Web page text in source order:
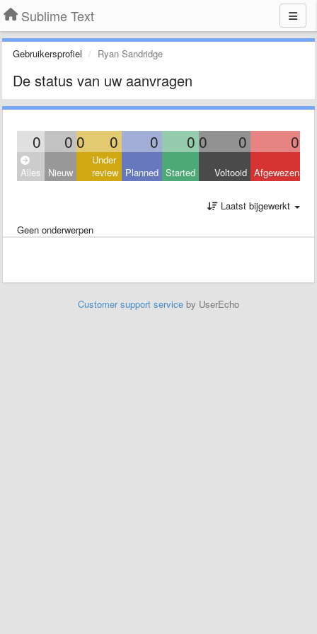
Sublime Text
Gebruikersprofiel Ryan Sandridge
De status van uw aanvragen
0 0 0 0 0 0 0 0 0
Alles Nieuw
Under
review Planned Started Voltooid Afgewezen
Laatst bijgewerkt
Geen onderwerpen
Customer support service by UserEcho